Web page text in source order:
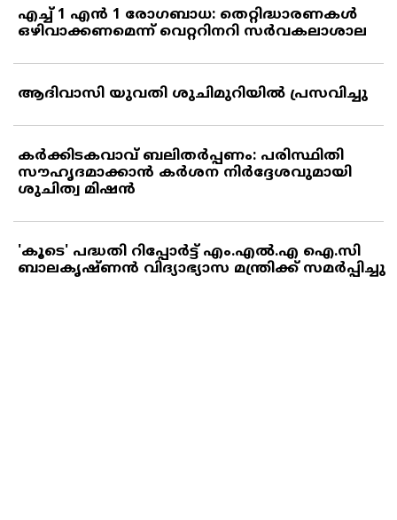
എച്ച് 1 എന്‍ 1 രോഗബാധ: തെറ്റിദ്ധാരണകള്‍
ഒഴിവാക്കണമെന്ന് വെറ്ററിനറി സര്‍വകലാശാല
ആദിവാസി യുവതി ശുചിമുറിയില്‍ പ്രസവിച്ചു
കര്‍ക്കിടകവാവ് ബലിതര്‍പ്പണം: പരിസ്ഥിതി
സൗഹൃദമാക്കാന്‍ കര്‍ശന നിര്‍ദ്ദേശവുമായി
ശുചിത്വ മിഷന്‍
'കൂടെ' പദ്ധതി റിപ്പോര്‍ട്ട് എം.എല്‍.എ ഐ.സി
ബാലകൃഷ്ണന്‍ വിദ്യാഭ്യാസ മന്ത്രിക്ക് സമര്‍പ്പിച്ചു